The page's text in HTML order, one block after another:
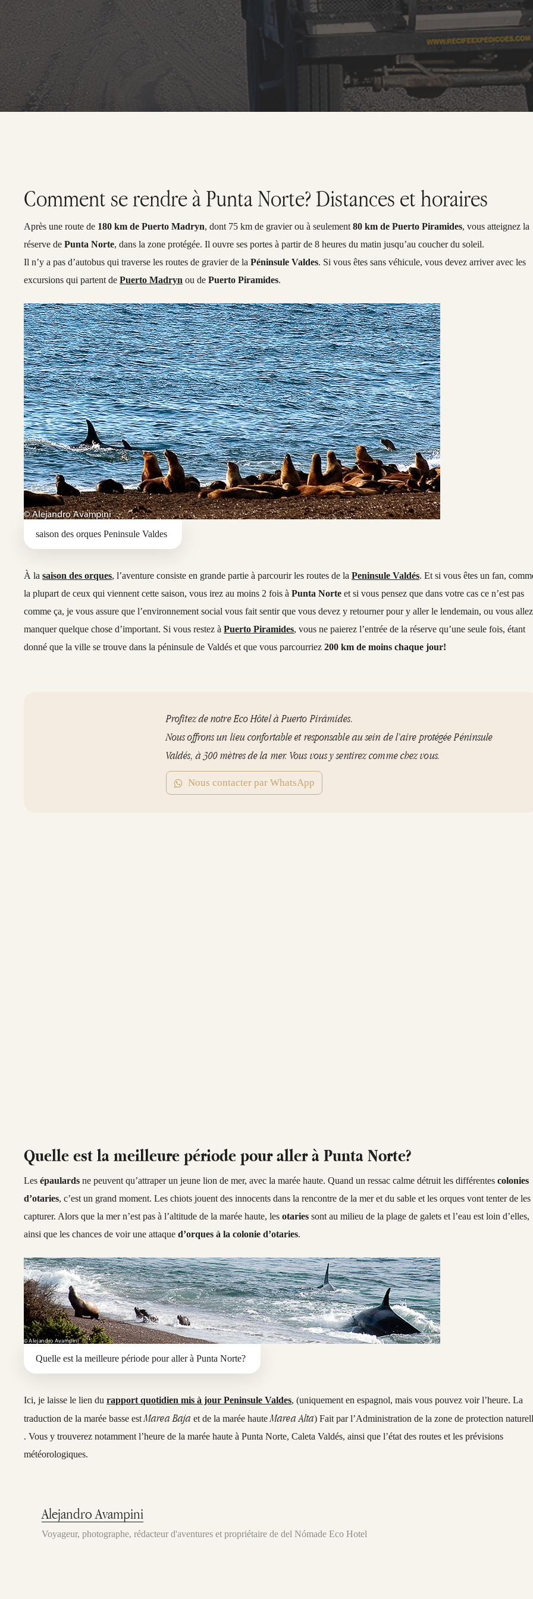
Comment se rendre à Punta Norte? Distances et horaires
Après une route de 180 km de Puerto Madryn, dont 75 km de gravier ou à seulement80 km de Puerto Piramides, vous atteignez la
réserve dePunta Norte, dans la zone protégée. Il ouvre ses portes à partir de 8 heures du matin jusqu’au coucher du soleil.
Il n’y a pas d’autobus qui traverse les routes de gravier de laPéninsule Valdes. Si vous êtes sans véhicule, vous devez arriver avec les
excursions qui partent dePuerto Madryn ou dePuerto Piramides.
saison des orques Peninsule Valdes
À lasaison des orques, l’aventure consiste en grande partie à parcourir les routes de laPeninsule Valdés. Et si vous êtes un fan,
la plupart de ceux qui viennent cette saison, vous irez au moins 2 fois àPunta Norte et si vous pensez que dans votre cas ce n’est pas
comme ça, je vous assure que l’environnement social vous fait sentir que vous devez y retourner pour y aller le lendemain, ou vous allez
manquer quelque chose d’important. Si vous restez àPuerto Piramides, vous ne paierez l’entrée de la réserve qu’une seule fois, étant
donné que la ville se trouve dans la péninsule de Valdés et que vous parcourriez200 km de moins chaque jour!
Profitez de notre Eco Hôtel à Puerto Pirámides.
Nous offrons un lieu confortable et responsable au sein de l’aire protégée Péninsule
Valdés, à 300 mètres de la mer. Vous vous y sentirez comme chez vous.
Nous contacter par WhatsApp
Quelle est la meilleure période pour aller à Punta Norte?
Lesépaulards ne peuvent qu’attraper un jeune lion de mer, avec la marée haute. Quand un ressac calme détruit les différentescolonies
d’otaries, c’est un grand moment. Les chiots jouent des innocents dans la rencontre de la mer et du sable et les orques vont tenter de les
capturer. Alors que la mer n’est pas à l’altitude de la marée haute, lesotaries sont au milieu de la plage de galets et l’eau est loin d’elles,
ainsi que les chances de voir une attaqued’orques à la colonie d’otaries.
Quelle est la meilleure période pour aller à Punta Norte?
Ici, je laisse le lien durapport quotidien mis à jour Peninsule Valdes, (uniquement en espagnol, mais vous pouvez voir l’heure. La
traduction de la marée basse estMarea Baja et de la marée hauteMarea Alta) Fait par l’Administration de la zone de protection
. Vous y trouverez notamment l’heure de la marée haute à Punta Norte, Caleta Valdés, ainsi que l’état des routes et les prévisions
météorologiques.
Alejandro Avampini
Voyageur, photographe, rédacteur d'aventures et propriétaire de del Nómade Eco Hotel